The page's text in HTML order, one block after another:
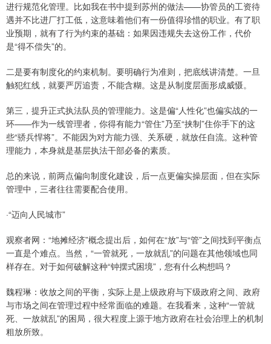
进行规范化管理。比如我在书中提到苏州的做法——协管员的工资待
遇并不比进厂打工低，这意味着他们有一份值得珍惜的职业。有了职
业预期，就有了行为约束的基础：如果因违规失去这份工作，代价
是“得不偿失”的。
二是要有制度化的约束机制。要明确行为准则，把底线讲清楚。一旦
触犯红线，就要严厉追责，不能含糊。这是从制度层面形成威慑。
第三，提升正式执法队员的管理能力。这是偏“人性化”也偏实战的一
环——作为一线管理者，你得有能力“管住”乃至“挟制”住你手下的这
些“骄兵悍将”。不能因为对方能力强、关系硬，就放任自流。这种管
理能力，本身就是基层执法干部必备的素质。
总的来说，前两点偏向制度化建设，后一点更偏实操层面，但在实际
管理中，三者往往需要配合使用。
·“迈向人民城市”
观察者网：“地摊经济”概念提出后，如何在“放”与“管”之间找到平衡点
一直是个难点。当然，“一管就死，一放就乱”的问题在其他领域也同
样存在。对于如何破解这种“钟摆式困境”，您有什么构想吗？
魏程琳：收放之间的平衡，实际上是上级政府与下级政府之间、政府
与市场之间在管理过程中经常面临的难题。在我看来，这种“一管就
死、一放就乱”的困局，很大程度上源于地方政府在社会治理上的机制
粗放所致。